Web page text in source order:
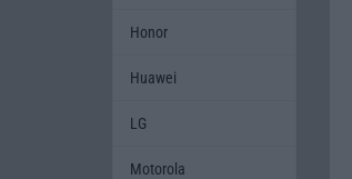
Honor
Huawei
LG
Motorola